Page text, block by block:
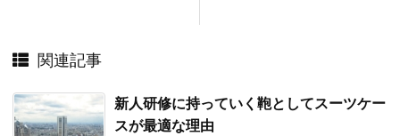
関連記事
新人研修に持っていく鞄としてスーツケー
スが最適な理由